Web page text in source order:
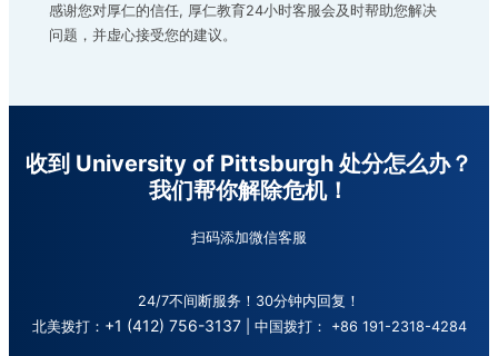
感谢您对厚仁的信任, 厚仁教育24小时客服会及时帮助您解决
问题，并虚心接受您的建议。
收到 University of Pittsburgh 处分怎么办？
我们帮你解除危机！
扫码添加微信客服
24/7不间断服务！30分钟内回复！
北美拨打： +1 (412) 756-3137 | 中国拨打： +86 191-2318-4284